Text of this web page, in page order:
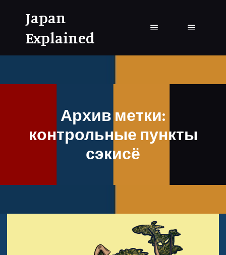
Japan
Explained
Архив метки:
контрольные пункты
сэкисё